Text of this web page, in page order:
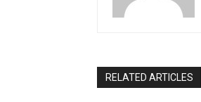
RELATED ARTICLES